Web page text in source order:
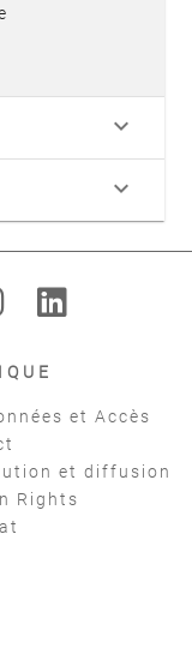
keyboard_arrow_down
keyboard_arrow_down
et Accès
et diffusion
Rights